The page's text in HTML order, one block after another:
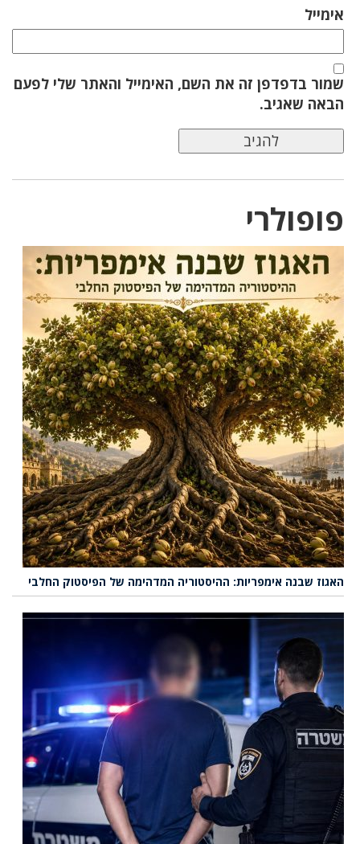
אימייל
שמור בדפדפן זה את השם, האימייל והאתר שלי לפעם
הבאה שאגיב.
פופולרי
האגוז שבנה אימפריות: ההיסטוריה המדהימה של הפיסטוק החלבי